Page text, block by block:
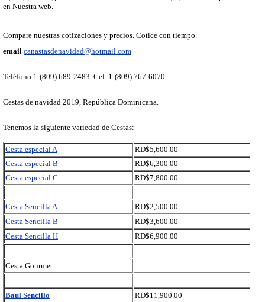
en Nuestra web.
Compare nuestras cotizaciones y precios. Cotice con tiempo.
email canastasdenavidad@hotmail.com
Teléfono 1-(809) 689-2483 Cel. 1-(809) 767-6070
Cestas de navidad 2019, República Dominicana.
Tenemos la siguiente variedad de Cestas:
Cesta especial A
RD$5,600.00
Cesta especial B
RD$6,300.00
Cesta especial C
RD$7,800.00
Cesta Sencilla A
RD$2,500.00
Cesta Sencilla B
RD$3,600.00
Cesta Sencilla H
RD$6,900.00
Cesta Gourmet
Baul Sencillo
RD$11,900.00